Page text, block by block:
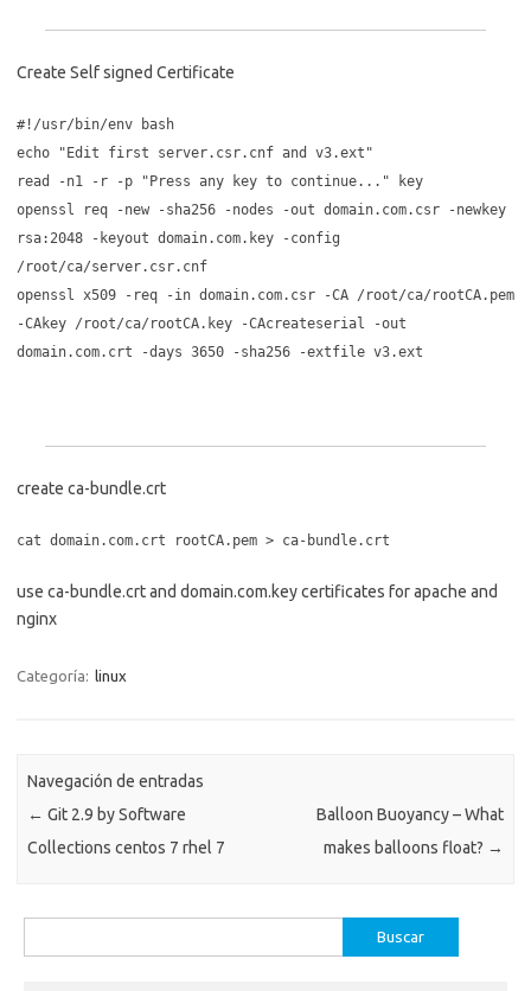
Create Self signed Certificate
#!/usr/bin/env bash
echo "Edit first server.csr.cnf and v3.ext"
read -n1 -r -p "Press any key to continue..." key
openssl req -new -sha256 -nodes -out domain.com.csr -newkey
rsa:2048 -keyout domain.com.key -config
/root/ca/server.csr.cnf
openssl x509 -req -in domain.com.csr -CA /root/ca/rootCA.pem
-CAkey /root/ca/rootCA.key -CAcreateserial -out
domain.com.crt -days 3650 -sha256 -extfile v3.ext
create ca-bundle.crt
cat domain.com.crt rootCA.pem > ca-bundle.crt
use ca-bundle.crt and domain.com.key certificates for apache and
nginx
Categoría: linux
Navegación de entradas
← Git 2.9 by Software
Collections centos 7 rhel 7
Balloon Buoyancy – What
makes balloons float? →